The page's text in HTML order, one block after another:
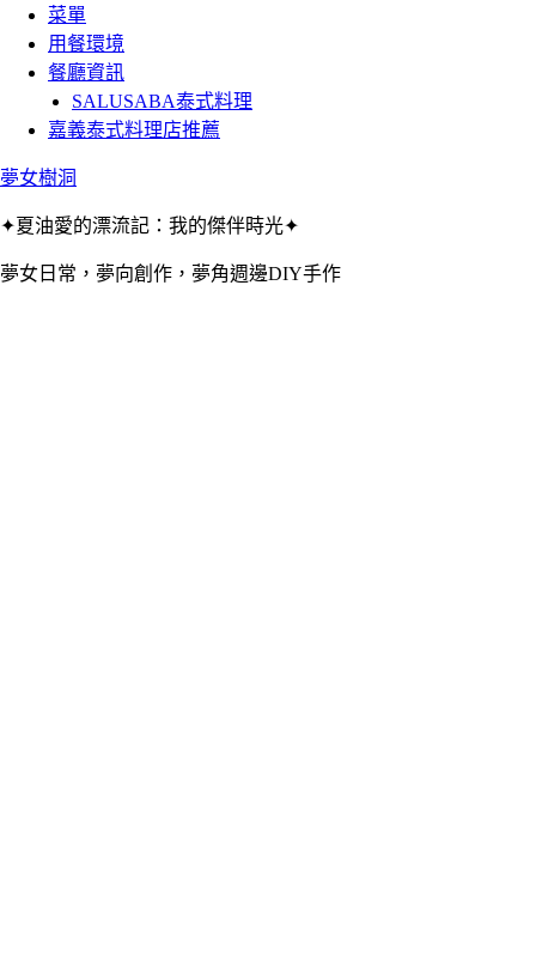
菜單
用餐環境
餐廳資訊
SALUSABA泰式料理
嘉義泰式料理店推薦
夢女樹洞
✦夏油愛的漂流記：我的傑伴時光✦
夢女日常，夢向創作，夢角週邊DIY手作